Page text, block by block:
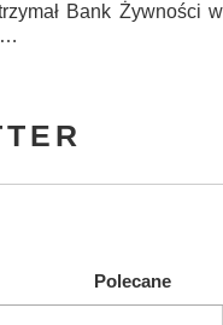
Bank Żywności w
Polecane